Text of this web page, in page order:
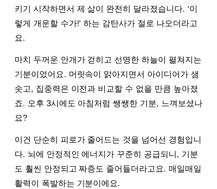
키기 시작하면서 제 삶이 완전히 달라졌습니다. ‘이
렇게 개운할 수가!’ 하는 감탄사가 절로 나오더라고
요.
마치 두꺼운 안개가 걷히고 선명한 하늘이 펼쳐지는
기분이었어요. 머릿속이 맑아지면서 아이디어가 샘
솟고, 집중력은 이전과 비교할 수 없을 만큼 높아졌
죠. 오후 3시에도 아침처럼 쌩쌩한 기분, 느껴보셨나
요?
이건 단순히 피로가 줄어드는 것을 넘어선 경험입니
다. 뇌에 안정적인 에너지가 꾸준히 공급되니, 기분
도 훨씬 안정되고 짜증도 줄어들더라고요. 매일매일
활력이 폭발하는 기분이에요.